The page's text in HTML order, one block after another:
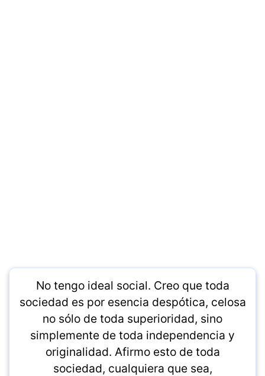
No tengo ideal social. Creo que toda
sociedad es por esencia despótica, celosa
no sólo de toda superioridad, sino
simplemente de toda independencia y
originalidad. Afirmo esto de toda
sociedad, cualquiera que sea,